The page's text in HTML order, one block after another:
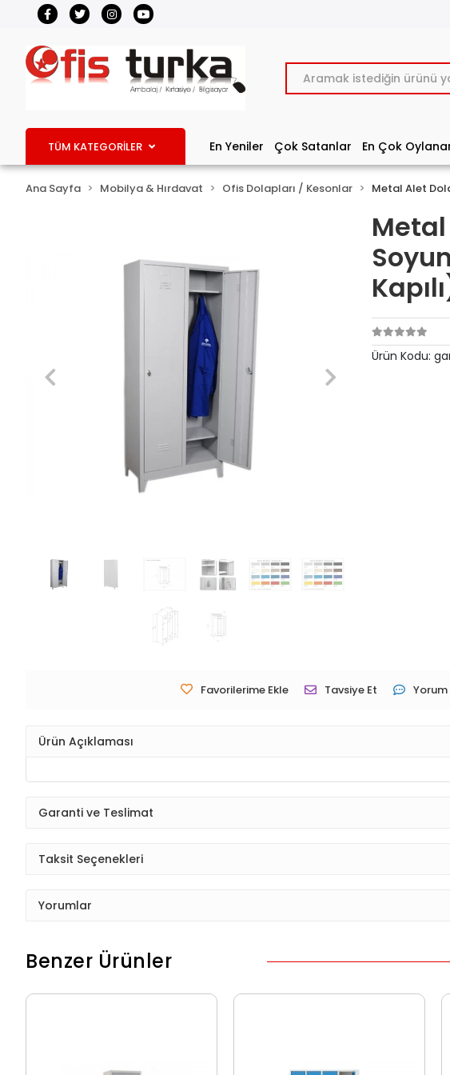
TÜM KATEGORİLER En Yeniler Çok Satanlar En Çok
Ana Sayfa Mobilya & Hırdavat Ofis Dolapları / Kesonlar Metal Alet
Metal
Ürün Kodu:
Favorilerime Ekle Tavsiye Et Yorum
Ürün Açıklaması
Garanti ve Teslimat
Taksit Seçenekleri
Yorumlar
Benzer Ürünler